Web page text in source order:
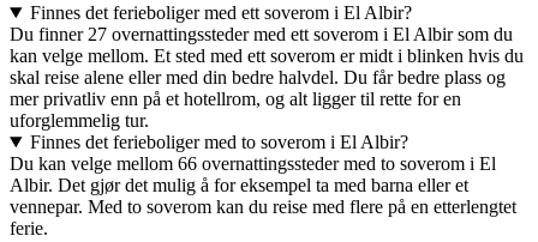
Finnes det ferieboliger med ett soverom i El Albir?
Du finner 27 overnattingssteder med ett soverom i El Albir som du
kan velge mellom. Et sted med ett soverom er midt i blinken hvis du
skal reise alene eller med din bedre halvdel. Du får bedre plass og
mer privatliv enn på et hotellrom, og alt ligger til rette for en
uforglemmelig tur.
Finnes det ferieboliger med to soverom i El Albir?
Du kan velge mellom 66 overnattingssteder med to soverom i El
Albir. Det gjør det mulig å for eksempel ta med barna eller et
vennepar. Med to soverom kan du reise med flere på en etterlengtet
ferie.